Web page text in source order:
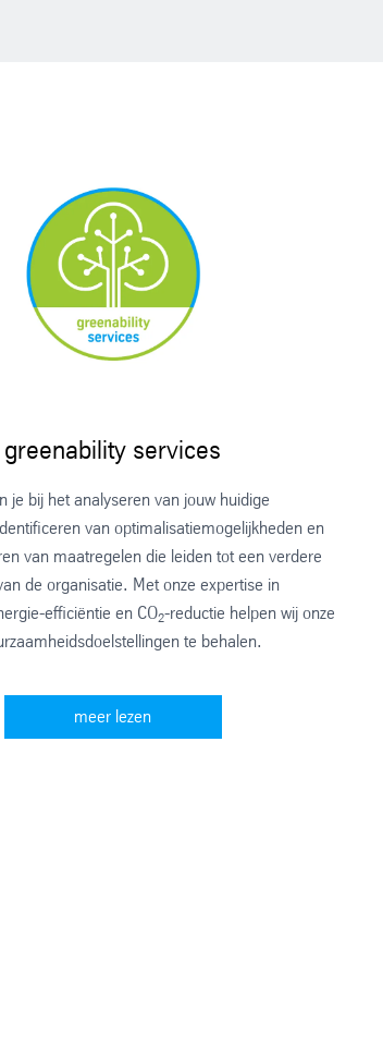
greenability services
je bij het analyseren van jouw huidige
van optimalisatiemogelijkheden en
van maatregelen die leiden tot een verdere
de organisatie. Met onze expertise in
efficiëntie en CO2-reductie helpen wij onze
te behalen.
meer lezen